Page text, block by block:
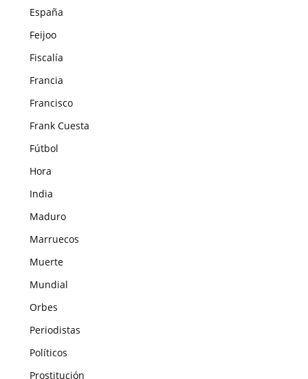
España
Feijoo
Fiscalía
Francia
Francisco
Frank Cuesta
Fútbol
Hora
India
Maduro
Marruecos
Muerte
Mundial
Orbes
Periodistas
Políticos
Prostitución